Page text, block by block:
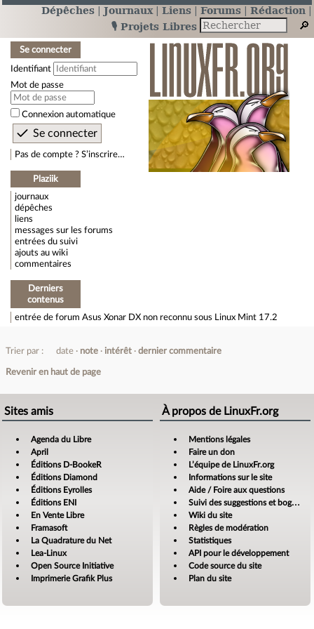
Dépêches Journaux Liens Forums
Rédaction
🎙️ Projets Libres
Se connecter
Identifiant
Mot de passe
Connexion automatique
Pas de compte ? S’inscrire…
Plaziik
journaux
dépêches
liens
messages sur les forums
entrées du suivi
ajouts au wiki
commentaires
Derniers
contenus
entrée de forum Asus Xonar DX non reconnu sous Linux Mint 17.2
Trier par : date note intérêt dernier commentaire
Revenir en haut de page
Sites amis
Agenda du Libre
April
Éditions D-BookeR
Éditions Diamond
Éditions Eyrolles
Éditions ENI
En Vente Libre
Framasoft
La Quadrature du Net
Lea-Linux
Open Source Initiative
Imprimerie Grafik Plus
À propos de LinuxFr.org
Mentions légales
Faire un don
L’équipe de LinuxFr.org
Informations sur le site
Aide / Foire aux questions
Suivi des suggestions et bogues
Wiki du site
Règles de modération
Statistiques
API pour le développement
Code source du site
Plan du site